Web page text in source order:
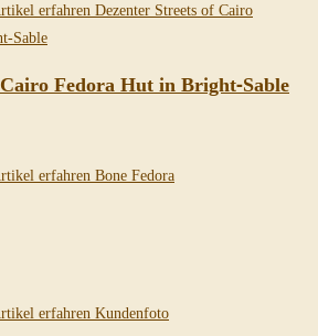
Fedora Hut in Bright-Sable